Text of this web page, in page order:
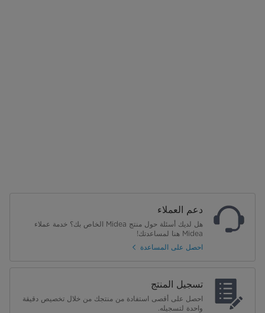
دعم العملاء
هل لديك أسئلة حول منتج Midea الخاص بك؟ خدمة عملاء
Midea هنا لمساعدتك!
احصل على المساعدة
تسجيل المنتج
احصل على أقصى استفادة من منتجك من خلال تخصيص دقيقة
واحدة لتسجيله.